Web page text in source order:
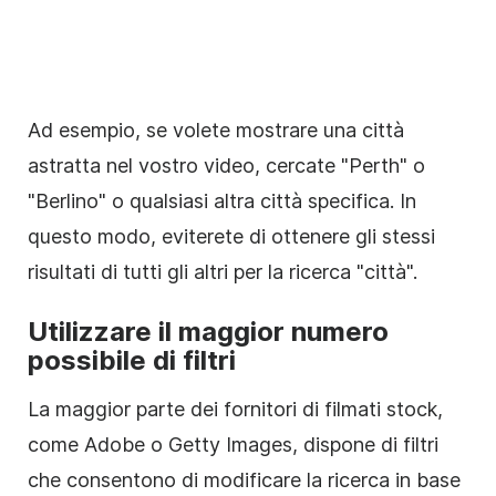
Ad esempio, se volete mostrare una città
astratta nel vostro video, cercate "Perth" o
"Berlino" o qualsiasi altra città specifica. In
questo modo, eviterete di ottenere gli stessi
risultati di tutti gli altri per la ricerca "città".
Utilizzare il maggior numero
possibile di filtri
La maggior parte dei fornitori di filmati stock,
come Adobe o Getty Images, dispone di filtri
che consentono di modificare la ricerca in base